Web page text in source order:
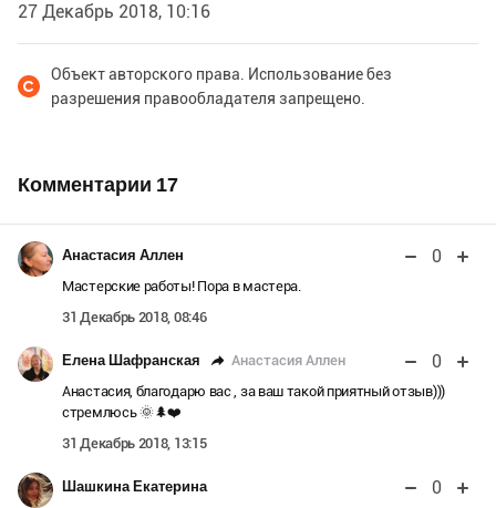
27 Декабрь 2018, 10:16
Объект авторского права. Использование без
разрешения правообладателя запрещено.
Комментарии 17
Анастасия Аллен 0
Мастерские работы! Пора в мастера.
31 Декабрь 2018, 08:46
Елена Шафранская Анастасия Аллен 0
Анастасия, благодарю вас , за ваш такой приятный отзыв)))
стремлюсь 🌞🌲❤️
31 Декабрь 2018, 13:15
Шашкина Екатерина 0